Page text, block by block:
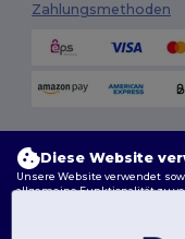
Zahlungsmethoden
Diese Website
Unsere Website verwendet
allgemeine Funktionalität zu
der Website zu analysieren
zu gewährleisten,